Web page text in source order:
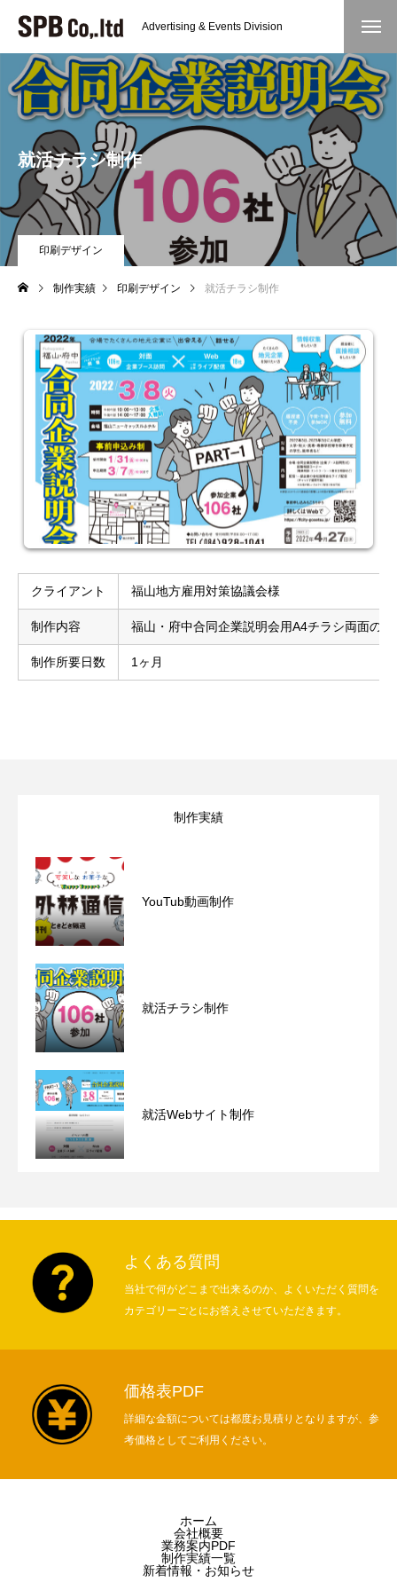
Advertising & Events Division
ホーム
会社概要
業務案内PDF
制作実績一覧
新着情報・お知らせ
就活チラシ制作
印刷デザイン
制作実績 印刷デザイン 就活チラシ制作
クライアント 福山地方雇用対策協議会様
制作内容 福山・府中合同企業説明会用A4チラシ両面の
制作所要日数 1ヶ月
制作実績
YouTub動画制作
就活チラシ制作
就活Webサイト制作
よくある質問
当社で何がどこまで出来るのか、よくいただく質問を
カテゴリーごとにお答えさせていただきます。
価格表PDF
詳細な金額については都度お見積りとなりますが、参
考価格としてご利用ください。
ホーム
会社概要
業務案内PDF
制作実績一覧
新着情報・お知らせ